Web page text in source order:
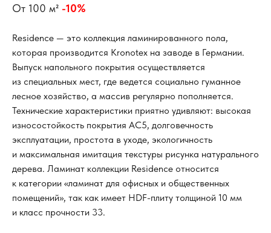
От 100 м² -10%
Residence — это коллекция ламинированного пола,
которая производится Kronotex на заводе в Германии.
Выпуск напольного покрытия осуществляется
из специальных мест, где ведется социально гуманное
лесное хозяйство, а массив регулярно пополняется.
Технические характеристики приятно удивляют: высокая
износостойкость покрытия AC5, долговечность
эксплуатации, простота в уходе, экологичность
и максимальная имитация текстуры рисунка натурального
дерева. Ламинат коллекции Residence относится
к категории «ламинат для офисных и общественных
помещений», так как имеет HDF-плиту толщиной 10 мм
и класс прочности 33.